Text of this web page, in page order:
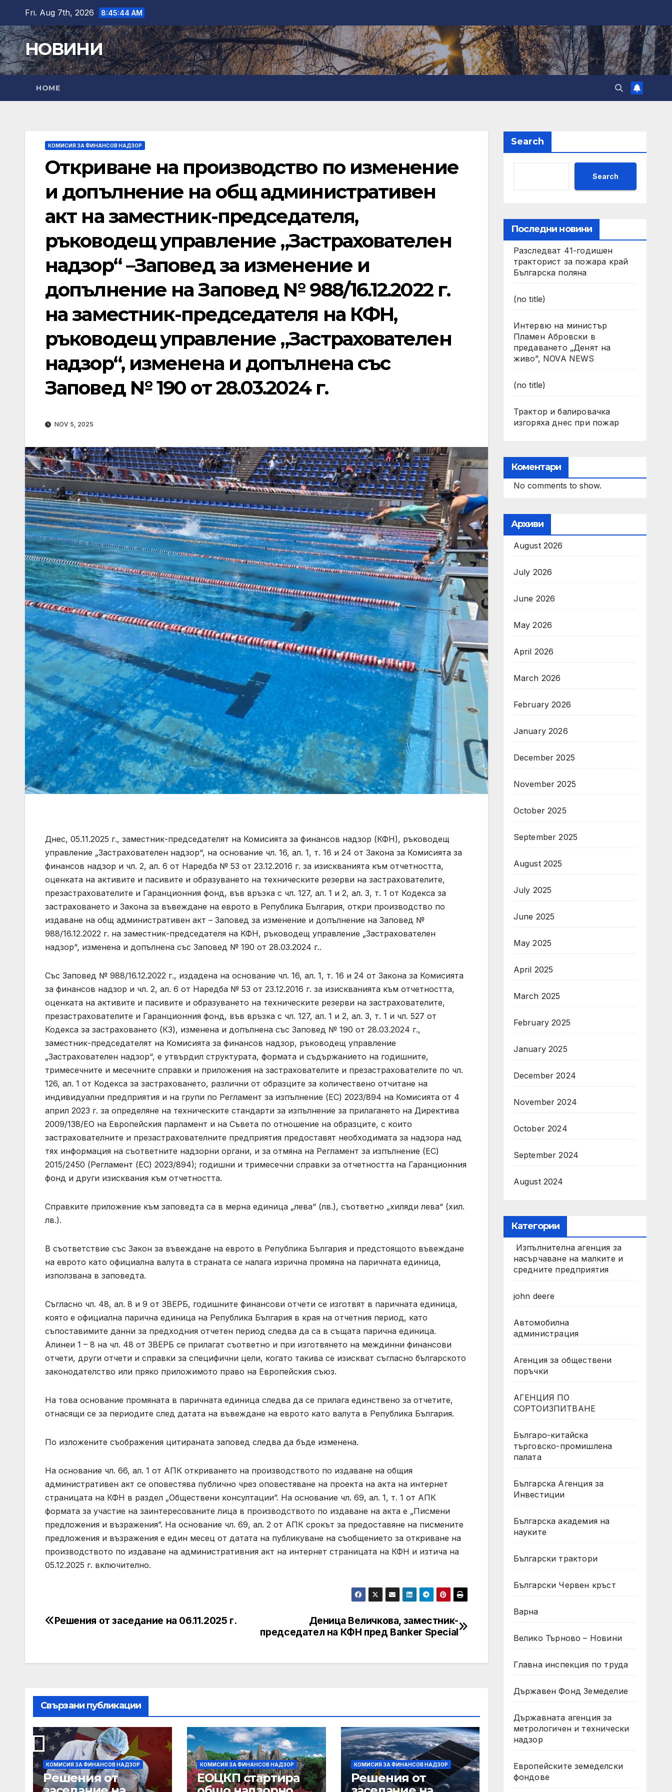
content
Fri. Aug 7th, 2026 8:45:45 AM
НОВИНИ
HOME
КОМИСИЯ ЗА ФИНАНСОВ НАДЗОР
Откриване на производство по изменение
и допълнение на общ административен
акт на заместник-председателя,
ръководещ управление „Застрахователен
надзор“ –Заповед за изменение и
допълнение на Заповед № 988/16.12.2022 г.
на заместник-председателя на КФН,
ръководещ управление „Застрахователен
надзор“, изменена и допълнена със
Заповед № 190 от 28.03.2024 г.
NOV 5, 2025
Днес, 05.11.2025 г., заместник-председателят на Комисията за финансов надзор (КФН), ръководещ
управление „Застрахователен надзор“, на основание чл. 16, ал. 1, т. 16 и 24 от Закона за Комисията за
финансов надзор и чл. 2, ал. 6 от Наредба № 53 от 23.12.2016 г. за изискванията към отчетността,
оценката на активите и пасивите и образуването на техническите резерви на застрахователите,
презастрахователите и Гаранционния фонд, във връзка с чл. 127, ал. 1 и 2, ал. 3, т. 1 от Кодекса за
застраховането и Закона за въвеждане на еврото в Република България, откри производство по
издаване на общ административен акт – Заповед за изменение и допълнение на Заповед №
988/16.12.2022 г. на заместник-председателя на КФН, ръководещ управление „Застрахователен
надзор“, изменена и допълнена със Заповед № 190 от 28.03.2024 г..
Със Заповед № 988/16.12.2022 г., издадена на основание чл. 16, ал. 1, т. 16 и 24 от Закона за Комисията
за финансов надзор и чл. 2, ал. 6 от Наредба № 53 от 23.12.2016 г. за изискванията към отчетността,
оценката на активите и пасивите и образуването на техническите резерви на застрахователите,
презастрахователите и Гаранционния фонд, във връзка с чл. 127, ал. 1 и 2, ал. 3, т. 1 и чл. 527 от
Кодекса за застраховането (КЗ), изменена и допълнена със Заповед № 190 от 28.03.2024 г.,
заместник-председателят на Комисията за финансов надзор, ръководещ управление
„Застрахователен надзор“, е утвърдил структурата, формата и съдържанието на годишните,
тримесечните и месечните справки и приложения на застрахователите и презастрахователите по чл.
126, ал. 1 от Кодекса за застраховането, различни от образците за количествено отчитане на
индивидуални предприятия и на групи по Регламент за изпълнение (ЕС) 2023/894 на Комисията от 4
април 2023 г. за определяне на техническите стандарти за изпълнение за прилагането на Директива
2009/138/ЕО на Европейския парламент и на Съвета по отношение на образците, с които
застрахователните и презастрахователните предприятия предоставят необходимата за надзора над
тях информация на съответните надзорни органи, и за отмяна на Регламент за изпълнение (ЕС)
2015/2450 (Регламент (ЕС) 2023/894); годишни и тримесечни справки за отчетността на Гаранционния
фонд и други изисквания към отчетността.
Справките приложение към заповедта са в мерна единица „лева“ (лв.), съответно „хиляди лева“ (хил.
лв.).
В съответствие със Закон за въвеждане на еврото в Република България и предстоящото въвеждане
на еврото като официална валута в страната се налага изрична промяна на паричната единица,
използвана в заповедта.
Съгласно чл. 48, ал. 8 и 9 от ЗВЕРБ, годишните финансови отчети се изготвят в паричната единица,
която е официална парична единица на Република България в края на отчетния период, като
съпоставимите данни за предходния отчетен период следва да са в същата парична единица.
Алинеи 1 – 8 на чл. 48 от ЗВЕРБ се прилагат съответно и при изготвянето на междинни финансови
отчети, други отчети и справки за специфични цели, когато такива се изискват съгласно българското
законодателство или пряко приложимото право на Европейския съюз.
На това основание промяната в паричната единица следва да се прилага единствено за отчетите,
отнасящи се за периодите след датата на въвеждане на еврото като валута в Република България.
По изложените съображения цитираната заповед следва да бъде изменена.
На основание чл. 66, ал. 1 от АПК откриването на производството по издаване на общия
административен акт се оповестява публично чрез оповестяване на проекта на акта на интернет
страницата на КФН в раздел „Обществени консултации”. На основание чл. 69, ал. 1, т. 1 от АПК
формата за участие на заинтересованите лица в производството по издаване на акта е „Писмени
предложения и възражения”. На основание чл. 69, ал. 2 от АПК срокът за предоставяне на писмените
предложения и възражения е един месец от датата на публикуване на съобщението за откриване на
производството по издаване на административния акт на интернет страницата на КФН и изтича на
05.12.2025 г. включително.
Post
Деница Величкова, заместник-
председател на КФН пред Banker Special
Решения от заседание на 06.11.2025 г.
Свързани публикации
КОМИСИЯ ЗА ФИНАНСОВ НАДЗОР
Решения от
КОМИСИЯ ЗА ФИНАНСОВ НАДЗОР
ЕОЦКП стартира
КОМИСИЯ ЗА ФИНАНСОВ НАДЗОР
Решения от
Search
Search
Последни новини
Разследват 41-годишен
тракторист за пожара край
Българска поляна
(no title)
Интервю на министър
Пламен Абровски в
предаването „Денят на
живо”, NOVA NEWS
(no title)
Трактор и балировачка
изгоряха днес при пожар
Коментари
No comments to show.
Архиви
August 2026
July 2026
June 2026
May 2026
April 2026
March 2026
February 2026
January 2026
December 2025
November 2025
October 2025
September 2025
August 2025
July 2025
June 2025
May 2025
April 2025
March 2025
February 2025
January 2025
December 2024
November 2024
October 2024
September 2024
August 2024
Категории
Изпълнителна агенция за
насърчаване на малките и
средните предприятия
john deere
Автомобилна
администрация
Агенция за обществени
поръчки
АГЕНЦИЯ ПО
СОРТОИЗПИТВАНЕ
Българо-китайска
търговско-промишлена
палата
Българска Агенция за
Инвестиции
Българска академия на
науките
Български трактори
Български Червен кръст
Варна
Велико Търново – Новини
Главна инспекция по труда
Държавен Фонд Земеделие
Държавната агенция за
метрологичен и технически
надзор
Европейските земеделски
фондове